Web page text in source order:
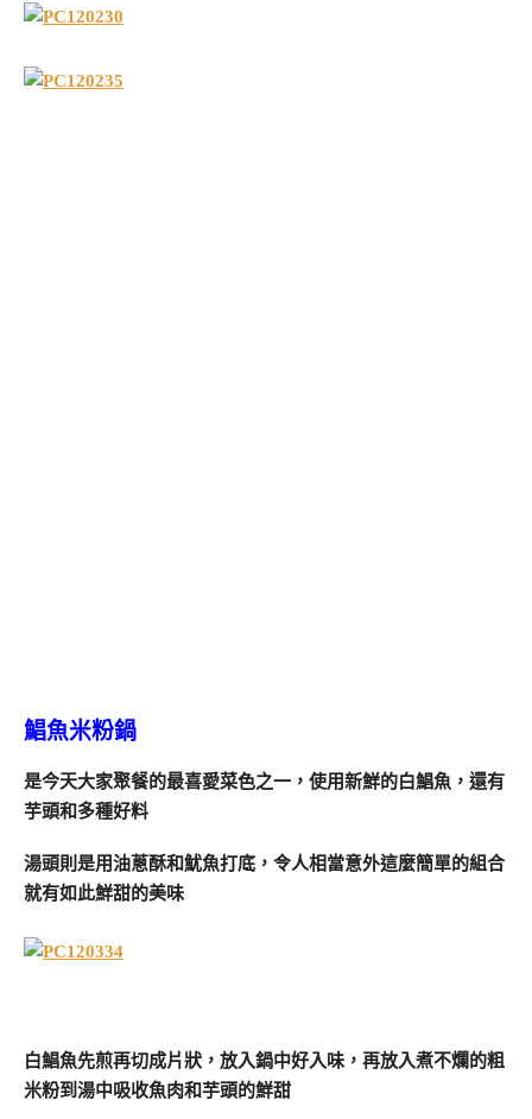
鯧魚米粉鍋
是今天大家聚餐的最喜愛菜色之一，使用新鮮的白鯧魚，還有
芋頭和多種好料
湯頭則是用油蔥酥和魷魚打底，令人相當意外這麼簡單的組合
就有如此鮮甜的美味
白鯧魚先煎再切成片狀，放入鍋中好入味，再放入煮不爛的粗
米粉到湯中吸收魚肉和芋頭的鮮甜